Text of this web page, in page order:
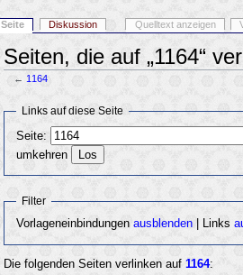
Seiten, die auf „1164“
← 1164
Links auf diese Seite
Seite:
umkehren
Filter
Vorlageneinbindungen ausblenden| Links
Die folgenden Seiten verlinken auf1164:
Seite Diskussion Quelltext anzeigen